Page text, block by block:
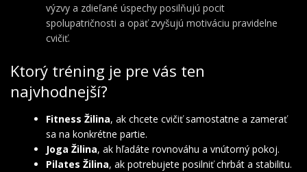
výzvy a zdieľané úspechy posilňujú pocit
spolupatričnosti a opäť zvyšujú motiváciu pravidelne
cvičiť.
Ktorý tréning je pre vás ten
najvhodnejší?
Fitness Žilina, ak chcete cvičiť samostatne a zamerať
sa na konkrétne partie.
Joga Žilina, ak hľadáte rovnováhu a vnútorný pokoj.
Pilates Žilina, ak potrebujete posilniť chrbát a stabilitu.